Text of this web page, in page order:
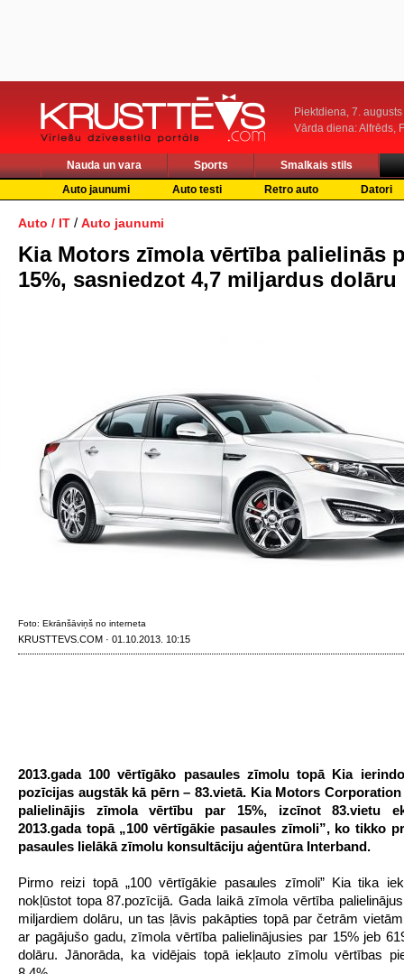
Piektdiena, 7. augusts
Vārda diena: Alfrēds,
Nauda un vara Sports
Smalkais stils
Auto jaunumi
Auto testi Retro auto Datori
Auto / IT / Auto jaunumi
Kia Motors zīmola vērtība palielinās
15%, sasniedzot 4,7 miljardus dolāru
Foto: Ekrānšāviņš no interneta
KRUSTTEVS.COM · 01.10.2013. 10:15
2013.gada 100 vērtīgāko pasaules zīmolu topā Kia
pozīcijas augstāk kā pērn – 83.vietā. Kia Motors Corporation
palielinājis zīmola vērtību par 15%, izcīnot 83.vietu
2013.gada topā „100 vērtīgākie pasaules zīmoli”, ko tikko
pasaules lielākā zīmolu konsultāciju aģentūra Interband.
Pirmo reizi topā „100 vērtīgākie pasaules zīmoli” Kia tika
nokļūstot topa 87.pozīcijā. Gada laikā zīmola vērtība
miljardiem dolāru, un tas ļāvis pakāpties topā par četrām
ar pagājušo gadu, zīmola vērtība palielinājusies par 15% jeb
dolāru. Jānorāda, ka vidējais topā iekļauto zīmolu vērtības